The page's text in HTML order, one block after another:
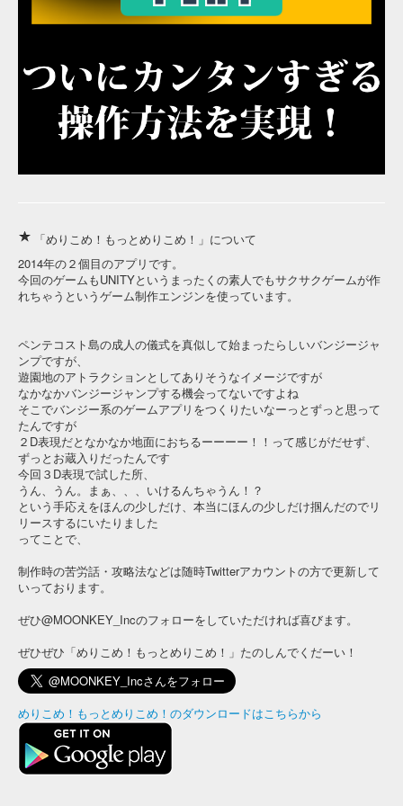
「めりこめ！もっとめりこめ！」について
2014年の２個目のアプリです。
今回のゲームもUNITYというまったくの素人でもサクサクゲームが作
れちゃうというゲーム制作エンジンを使っています。
ペンテコスト島の成人の儀式を真似して始まったらしいバンジージャ
ンプですが、
遊園地のアトラクションとしてありそうなイメージですが
なかなかバンジージャンプする機会ってないですよね
そこでバンジー系のゲームアプリをつくりたいなーっとずっと思って
たんですが
２D表現だとなかなか地面におちるーーーー！！って感じがだせず、
ずっとお蔵入りだったんです
今回３D表現で試した所、
うん、うん。まぁ、、、いけるんちゃうん！？
という手応えをほんの少しだけ、本当にほんの少しだけ掴んだのでリ
リースするにいたりました
ってことで、
制作時の苦労話・攻略法などは随時Twitterアカウントの方で更新して
いっております。
ぜひ@MOONKEY_Incのフォローをしていただければ喜びます。
ぜひぜひ「めりこめ！もっとめりこめ！」たのしんでくだーい！
めりこめ！もっとめりこめ！のダウンロードはこちらから